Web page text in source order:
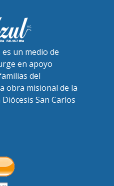
es un medio de
en apoyo
del
obra misional de la
San Carlos